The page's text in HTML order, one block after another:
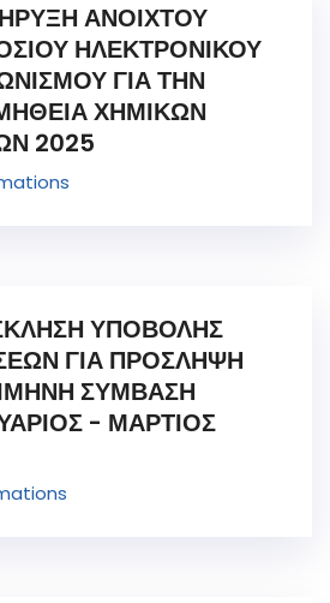
ΑΝΟΙΧΤΟΥ
ΗΛΕΚΤΡΟΝΙΚΟΥ
ΓΙΑ ΤΗΝ
ΧΗΜΙΚΩΝ
2025
ΥΠΟΒΟΛΗΣ
ΓΙΑ ΠΡΟΣΛΗΨΗ
ΣΥΜΒΑΣΗ
- ΜΑΡΤΙΟΣ